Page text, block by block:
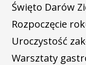
Święto Darów
Rozpoczęcie
Uroczystość
Warsztaty